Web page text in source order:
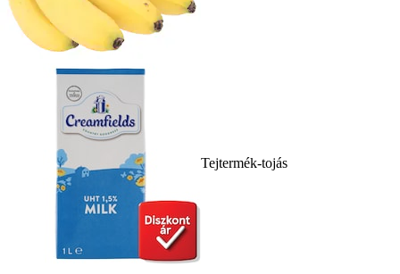
Tejtermék-tojás